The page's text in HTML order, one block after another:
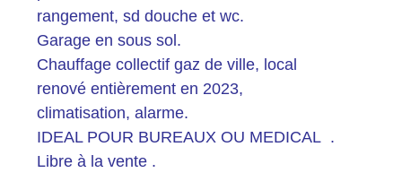
détails
la
copropriété
rangement, sd douche et wc.
Garage en sous sol.
Chauffage collectif gaz de ville, local
renové entièrement en 2023,
climatisation, alarme.
IDEAL POUR BUREAUX OU MEDICAL .
Libre à la vente .